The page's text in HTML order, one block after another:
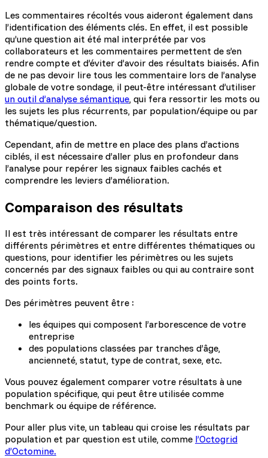
Les commentaires récoltés vous aideront également dans
l’identification des éléments clés. En effet, il est possible
qu’une question ait été mal interprétée par vos
collaborateurs et les commentaires permettent de s’en
rendre compte et d’éviter d’avoir des résultats biaisés. Afin
de ne pas devoir lire tous les commentaire lors de l’analyse
globale de votre sondage, il peut-être intéressant d’utiliser
un outil d’analyse sémantique, qui fera ressortir les mots ou
les sujets les plus récurrents, par population/équipe ou par
thématique/question.
Cependant, afin de mettre en place des plans d’actions
ciblés, il est nécessaire d’aller plus en profondeur dans
l’analyse pour repérer les signaux faibles cachés et
comprendre les leviers d’amélioration.
Comparaison des résultats
Il est très intéressant de comparer les résultats entre
différents périmètres et entre différentes thématiques ou
questions, pour identifier les périmètres ou les sujets
concernés par des signaux faibles ou qui au contraire sont
des points forts.
Des périmètres peuvent être :
les équipes qui composent l’arborescence de votre
entreprise
des populations classées par tranches d’âge,
ancienneté, statut, type de contrat, sexe, etc.
Vous pouvez également comparer votre résultats à une
population spécifique, qui peut être utilisée comme
benchmark ou équipe de référence.
Pour aller plus vite, un tableau qui croise les résultats par
population et par question est utile, comme l’Octogrid
d’Octomine.